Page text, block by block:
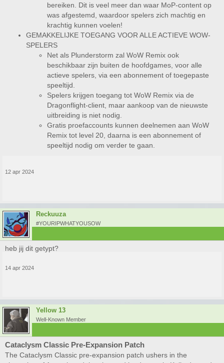
bereiken. Dit is veel meer dan waar MoP-content op
was afgestemd, waardoor spelers zich machtig en
krachtig kunnen voelen!
GEMAKKELIJKE TOEGANG VOOR ALLE ACTIEVE WOW-
SPELERS
Net als Plunderstorm zal WoW Remix ook
beschikbaar zijn buiten de hoofdgames, voor alle
actieve spelers, via een abonnement of toegepaste
speeltijd.
Spelers krijgen toegang tot WoW Remix via de
Dragonflight-client, maar aankoop van de nieuwste
uitbreiding is niet nodig.
Gratis proefaccounts kunnen deelnemen aan WoW
Remix tot level 20, daarna is een abonnement of
speeltijd nodig om verder te gaan.
12 apr 2024
Reckuuza
#YOURIPWHATYOUSOW
heb jij dit getypt?
14 apr 2024
Yellow 13
Well-Known Member
Cataclysm Classic Pre-Expansion Patch
The Cataclysm Classic pre-expansion patch ushers in the